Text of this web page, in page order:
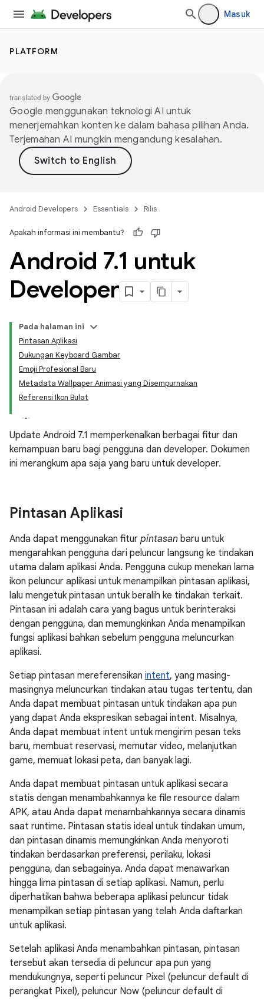
Masuk
PLATFORM
Google menggunakan teknologi AI untuk
menerjemahkan konten ke dalam bahasa pilihan Anda.
Terjemahan AI mungkin mengandung kesalahan.
Android Developers Essentials Rilis
Apakah informasi ini membantu?
Android 7.1 untuk
Developer
Pada halaman ini
Pintasan Aplikasi
Dukungan Keyboard Gambar
Emoji Profesional Baru
Metadata Wallpaper Animasi yang Disempurnakan
Referensi Ikon Bulat
Update Android 7.1 memperkenalkan berbagai fitur dan
kemampuan baru bagi pengguna dan developer. Dokumen
ini merangkum apa saja yang baru untuk developer.
Pintasan Aplikasi
Anda dapat menggunakan fitur pintasan baru untuk
mengarahkan pengguna dari peluncur langsung ke tindakan
utama dalam aplikasi Anda. Pengguna cukup menekan lama
ikon peluncur aplikasi untuk menampilkan pintasan aplikasi,
lalu mengetuk pintasan untuk beralih ke tindakan terkait.
Pintasan ini adalah cara yang bagus untuk berinteraksi
dengan pengguna, dan memungkinkan Anda menampilkan
fungsi aplikasi bahkan sebelum pengguna meluncurkan
aplikasi.
Setiap pintasan mereferensikan intent, yang masing-
masingnya meluncurkan tindakan atau tugas tertentu, dan
Anda dapat membuat pintasan untuk tindakan apa pun
yang dapat Anda ekspresikan sebagai intent. Misalnya,
Anda dapat membuat intent untuk mengirim pesan teks
baru, membuat reservasi, memutar video, melanjutkan
game, memuat lokasi peta, dan banyak lagi.
Anda dapat membuat pintasan untuk aplikasi secara
statis dengan menambahkannya ke file resource dalam
APK, atau Anda dapat menambahkannya secara dinamis
saat runtime. Pintasan statis ideal untuk tindakan umum,
dan pintasan dinamis memungkinkan Anda menyoroti
tindakan berdasarkan preferensi, perilaku, lokasi
pengguna, dan sebagainya. Anda dapat menawarkan
hingga lima pintasan di setiap aplikasi. Namun, perlu
diperhatikan bahwa beberapa aplikasi peluncur tidak
menampilkan setiap pintasan yang telah Anda daftarkan
untuk aplikasi.
Setelah aplikasi Anda menambahkan pintasan, pintasan
tersebut akan tersedia di peluncur apa pun yang
mendukungnya, seperti peluncur Pixel (peluncur default di
perangkat Pixel), peluncur Now (peluncur default di